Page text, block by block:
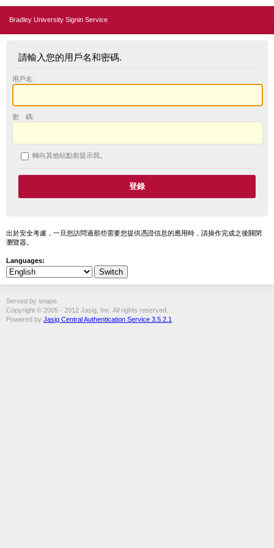
Bradley University Signin Service
請輸入您的用戶名和密碼.
用戶名:
密 碼:
轉向其他站點前提示我。
出於安全考慮，一旦您訪問過那些需要您提供憑證信息的應用時，請操作完成之後關閉
瀏覽器。
Languages:
Served by snape
Copyright © 2005 - 2012 Jasig, Inc. All rights reserved.
Powered by Jasig Central Authentication Service 3.5.2.1